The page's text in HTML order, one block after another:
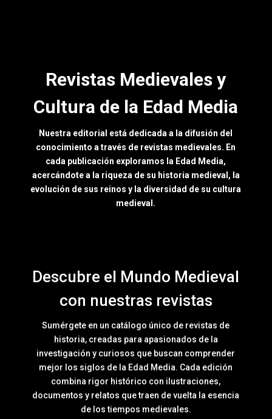
Revistas Medievales y
Cultura de la Edad Media
Nuestra editorial está dedicada a la difusión del
conocimiento a través de revistas medievales. En
cada publicación exploramos la Edad Media,
acercándote a la riqueza de su historia medieval, la
evolución de sus reinos y la diversidad de su cultura
medieval.
Descubre el Mundo Medieval
con nuestras revistas
Sumérgete en un catálogo único de revistas de
historia, creadas para apasionados de la
investigación y curiosos que buscan comprender
mejor los siglos de la Edad Media. Cada edición
combina rigor histórico con ilustraciones,
documentos y relatos que traen de vuelta la esencia
de los tiempos medievales.